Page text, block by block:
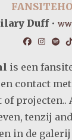
Duff•
is een
contact
of projecten..
tenzij
in de